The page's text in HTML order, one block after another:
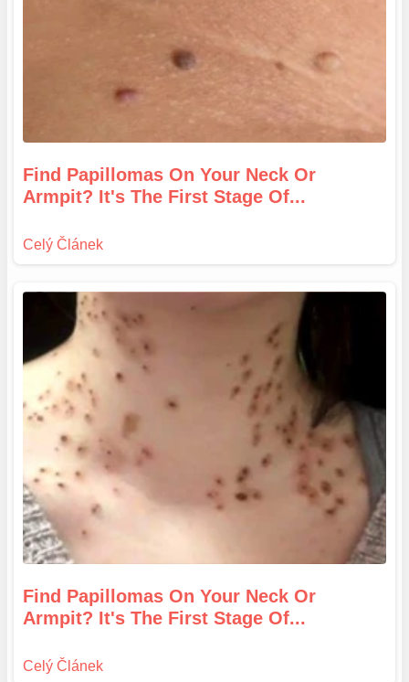
Find Papillomas On Your Neck Or
Armpit? It's The First Stage Of...
Find Papillomas On Your Neck Or
Armpit? It's The First Stage Of...